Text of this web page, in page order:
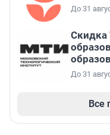
До 31
Скидка
До 31
Все